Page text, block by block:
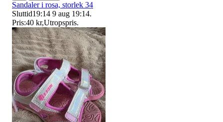
Sandaler i rosa, storlek 34
Sluttid19:14 9 aug 19:14.
Pris:40 kr,Utropspris.